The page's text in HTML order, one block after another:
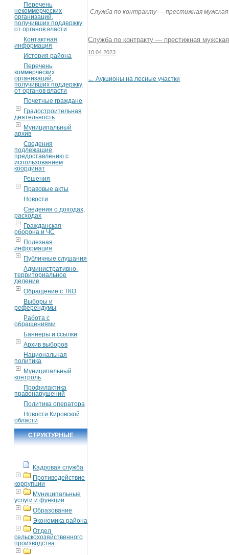
Перечень
некоммерческих
организаций,
получивших поддержку
от органов власти
Контактная
информация
История района
Перечень
коммерческих
организаций,
получивших поддержку
от органов власти
Почетные граждане
Градостроительная
деятельность
Муниципальный
архив
Сведения
подлежащие
предоставлению с
использованием
координат
Решения
Правовые акты
Новости
Сведения о доходах,
расходах
Гражданская
оборона и ЧС
Полезная
информация
Публичные слушания
Административно-
территориальное
деление
Обращение с ТКО
Выборы и
референдумы
Работа с
обращениями
Баннеры и ссылки
Архив выборов
Национальная
политика
Муниципальный
контроль
Профилактика
правонарушений
Политика оператора
Новости Кировской
области
СТРУКТУРНЫЕ
Кадровая служба
Противодействие
коррупции
Муниципальные
услуги и функции
Образование
Экономика района
Отдел
сельскохозяйственного
производства
Служба по контракту — престижная
Служба по контракту — престижная
10.04.2023
Post navigation
← Аукционы на лесные участки